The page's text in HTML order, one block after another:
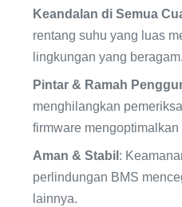
Keandalan di Semua
rentang suhu yang luas
lingkungan yang beragam.
Pintar & Ramah
menghilangkan
firmware
Aman & Stabil :
perlindungan BMS
lainnya.